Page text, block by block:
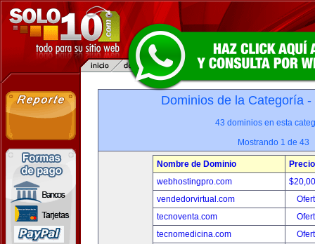
Dominios de la Categoría -
43 dominios en esta
Mostrando 1 de 43
Nombre de Dominio
Precio
webhostingpro.com
vendedorvirtual.com
tecnoventa.com
tecnomedicina.com